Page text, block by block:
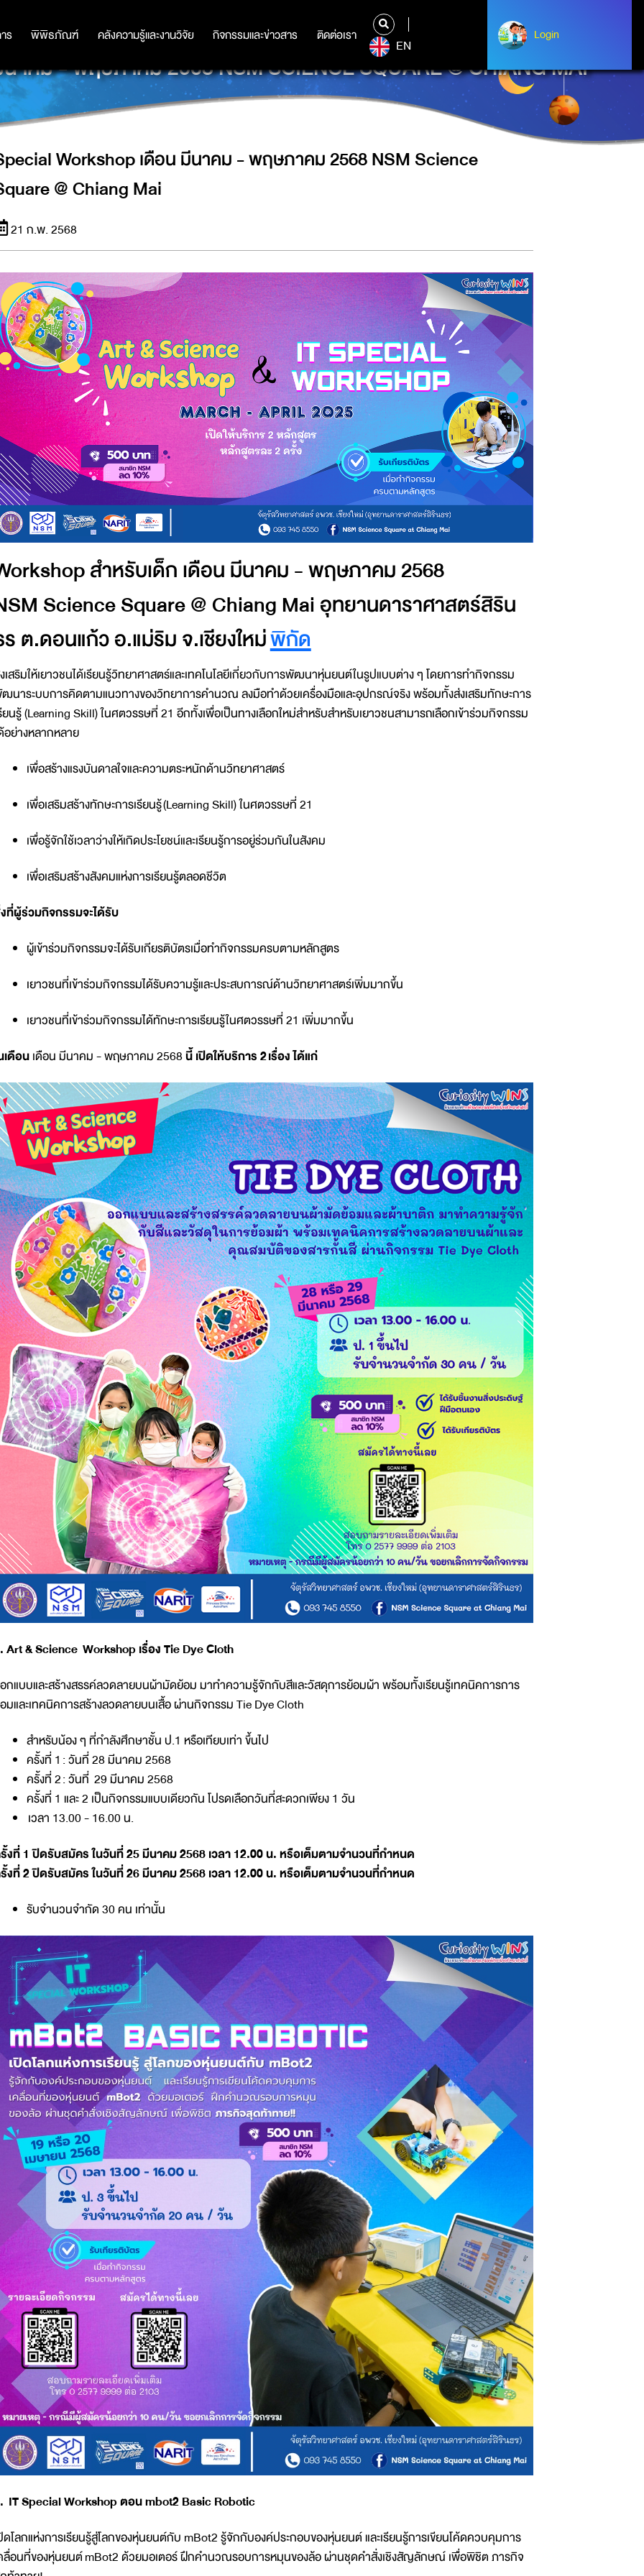
ร พิพิธภัณฑ์ คลังความรู้และงานวิจัย กิจกรรมและข่าวสาร ติดต่อเรา
ร พิพิธภัณฑ์ คลังความรู้และงานวิจัย กิจกรรมและข่าวสาร ติดต่อเรา
EN
Login
Login
าคม - พฤษภาคม 2568 NSM SCIENCE SQUARE @ CHIANG MAI
Workshop เดือน มีนาคม - พฤษภาคม 2568 NSM Science
@ Chiang Mai
21 ก.พ. 2568
สำหรับเด็ก เดือน มีนาคม - พฤษภาคม 2568
Science Square @ Chiang Mai อุทยานดาราศาสตร์สิริน
ต.ดอนแก้ว อ.แม่ริม จ.เชียงใหม่พิกัด
เสริมให้เยาวชนได้เรียนรู้วิทยาศาสตร์และเทคโนโลยีเกี่ยวกับการพัฒนาหุ่นยนต์ในรูปแบบต่าง ๆ โดยการทำกิจกรรม
นาระบบการคิดตามแนวทางของวิทยาการคำนวณ ลงมือทำด้วยเครื่องมือและอุปกรณ์จริง พร้อมทั้งส่งเสริมทักษะการ
ยนรู้ (Learning Skill) ในศตวรรษที่ 21 อีกทั้งเพื่อเป็นทางเลือกใหม่สำหรับสำหรับเยาวชนสามารถเลือกเข้าร่วมกิจกรรม
อย่างหลากหลาย
เพื่อสร้างแรงบันดาลใจและความตระหนักด้านวิทยาศาสตร์
เพื่อเสริมสร้างทักษะการเรียนรู้ (Learning Skill) ในศตวรรษที่ 21
เพื่อรู้จักใช้เวลาว่างให้เกิดประโยชน์และเรียนรู้การอยู่ร่วมกันในสังคม
เพื่อเสริมสร้างสังคมแห่งการเรียนรู้ตลอดชีวิต
ที่ผู้ร่วมกิจกรรมจะได้รับ
ผู้เข้าร่วมกิจกรรมจะได้รับเกียรติบัตรเมื่อทำกิจกรรมครบตามหลักสูตร
เยาวชนที่เข้าร่วมกิจกรรมได้รับความรู้และประสบการณ์ด้านวิทยาศาสตร์เพิ่มมากขึ้น
เยาวชนที่เข้าร่วมกิจกรรมได้ทักษะการเรียนรู้ในศตวรรษที่ 21 เพิ่มมากขึ้น
เดือนเดือน มีนาคม - พฤษภาคม 2568นี้ เปิดให้บริการ 2 เรื่อง ได้แก่
Art & Science Workshop เรื่อง Tie Dye Cloth
กแบบและสร้างสรรค์ลวดลายบนผ้ามัดย้อม มาทำความรู้จักกับสีและวัสดุการย้อมผ้า พร้อมทั้งเรียนรู้เทคนิคการการ
มและเทคนิคการสร้างลวดลายบนเสื้อ ผ่านกิจกรรม Tie Dye Cloth
สำหรับน้อง ๆ ที่กำลังศึกษาชั้น ป.1 หรือเทียบเท่า ขึ้นไป
ครั้งที่ 1 : วันที่ 28 มีนาคม 2568
ครั้งที่ 2 : วันที่ 29 มีนาคม 2568
ครั้งที่ 1 และ 2 เป็นกิจกรรมแบบเดียวกัน โปรดเลือกวันที่สะดวกเพียง 1 วัน
เวลา 13.00 - 16.00 น.
งที่ 1 ปิดรับสมัคร ในวันที่ 25 มีนาคม 2568 เวลา 12.00 น. หรือเต็มตามจำนวนที่กำหนด
งที่ 2 ปิดรับสมัคร ในวันที่ 26 มีนาคม 2568 เวลา 12.00 น. หรือเต็มตามจำนวนที่กำหนด
รับจำนวนจำกัด 30 คน เท่านั้น
IT Special Workshop ตอน mbot2 Basic Robotic
ดโลกแห่งการเรียนรู้สู่โลกของหุ่นยนต์กับ mBot2 รู้จักกับองค์ประกอบของหุ่นยนต์ และเรียนรู้การเขียนโค้ดควบคุมการ
ลื่อนที่ของหุ่นยนต์ mBot2 ด้วยมอเตอร์ ฝึกคำนวณรอบการหมุนของล้อ ผ่านชุดคำสั่งเชิงสัญลักษณ์ เพื่อพิชิต ภารกิจ